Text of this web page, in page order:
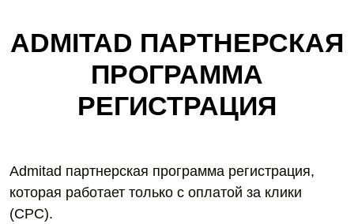
ADMITAD ПАРТНЕРСКАЯ
ПРОГРАММА
РЕГИСТРАЦИЯ
Admitad партнерская программа регистрация,
которая работает только с оплатой за клики
(CPC).